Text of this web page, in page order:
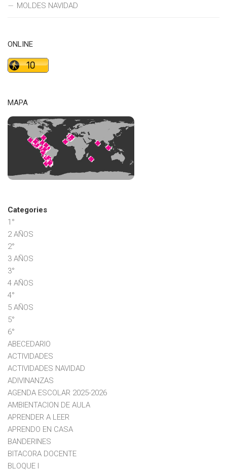
MOLDES NAVIDAD
ONLINE
MAPA
Categories
1°
2 AÑOS
2°
3 AÑOS
3°
4 AÑOS
4°
5 AÑOS
5°
6°
ABECEDARIO
ACTIVIDADES
ACTIVIDADES NAVIDAD
ADIVINANZAS
AGENDA ESCOLAR 2025-2026
AMBIENTACION DE AULA
APRENDER A LEER
APRENDO EN CASA
BANDERINES
BITACORA DOCENTE
BLOQUE I